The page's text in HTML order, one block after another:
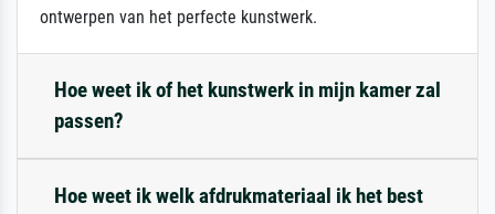
ontwerpen van het perfecte kunstwerk.
Hoe weet ik of het kunstwerk in mijn kamer zal
passen?
Hoe weet ik welk afdrukmateriaal ik het best